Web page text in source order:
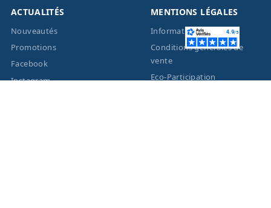
ACTUALITÉS
Nouveautés
Promotions
Facebook
Instagram
MENTIONS LÉGALES
Informations légales
Conditions générales de
vente
Eco-Participation